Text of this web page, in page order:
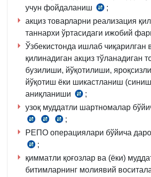
м.
1-
қ.
4-
б.
учун фойдаланиш
СК
284-
м.
1-
қ.
5-
б.
;
акциз товарларни реализация
таннархи ўртасидаги ижобий
Ўзбекистонда ишлаб чиқарилган
қилинадиган акциз тўланадиган
бузилиши, йўқотилиши,
йўқотиш ёки шикастланиш
аниқланиши
СК
284-
1-
9-
б.
;
узоқ муддатли шартномалар
СК
248-
м.
7-
қ.
СК
303-
СК
463-
5-
қ.
;
РЕПО операциялари бўйича
СК
463-
м.
;
қимматли қоғозлар ва (ёки)
битимларнинг молиявий